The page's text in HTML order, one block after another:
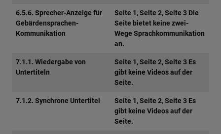
6.5.6. Sprecher-Anzeige für
Gebärdensprachen-
Kommunikation
Seite 1, Seite 2, Seite 3 Die
Seite bietet keine zwei-
Wege Sprachkommunikation
an.
7.1.1. Wiedergabe von
Untertiteln
Seite 1, Seite 2, Seite 3 Es
gibt keine Videos auf der
Seite.
7.1.2. Synchrone Untertitel
Seite 1, Seite 2, Seite 3 Es
gibt keine Videos auf der
Seite.